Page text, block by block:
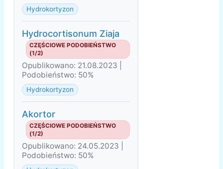
Hydrokortyzon
Hydrocortisonum Ziaja
CZĘŚCIOWE PODOBIEŃSTWO
(1/2)
Opublikowano: 21.08.2023 |
Podobieństwo: 50%
Hydrokortyzon
Akortor
CZĘŚCIOWE PODOBIEŃSTWO
(1/2)
Opublikowano: 24.05.2023 |
Podobieństwo: 50%